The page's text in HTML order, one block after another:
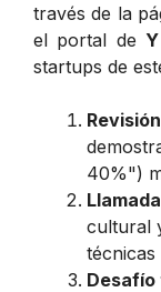
través de la
el portal de
startups de
40%")
cultural
técnicas